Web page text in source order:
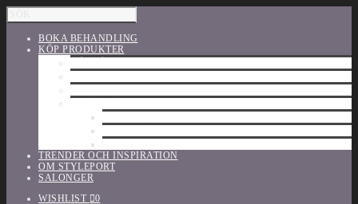
BOKA BEHANDLING
KÖP PRODUKTER
TRENDER OCH INSPIRATION
OM STYLEPORT
SALONGER
WISHLIST
0